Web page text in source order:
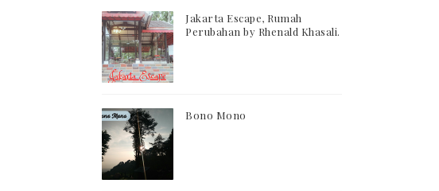
Jakarta Escape, Rumah
Perubahan by Rhenald Khasali.
Bono Mono